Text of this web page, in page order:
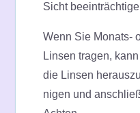
Sicht
Wenn Sie Monats-
Linsen tragen,
die Linsen
nigen und